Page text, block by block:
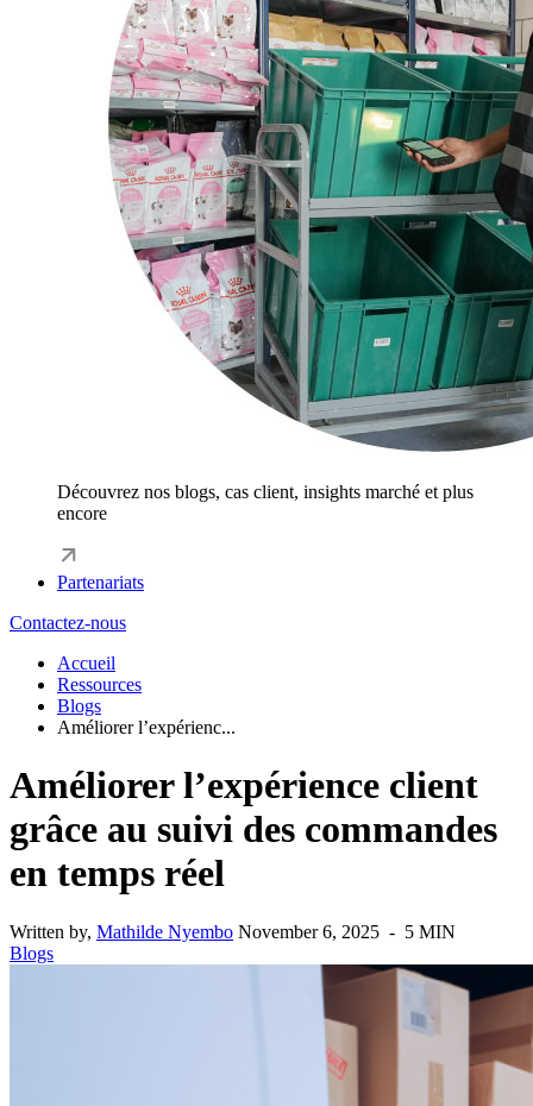
Découvrez nos blogs, cas client, insights marché et plus
encore
Partenariats
Contactez-nous
Accueil
Ressources
Blogs
Améliorer l’expérienc...
Améliorer l’expérience client
grâce au suivi des commandes
en temps réel
Written by, Mathilde Nyembo November 6, 2025 - 5 MIN
Blogs